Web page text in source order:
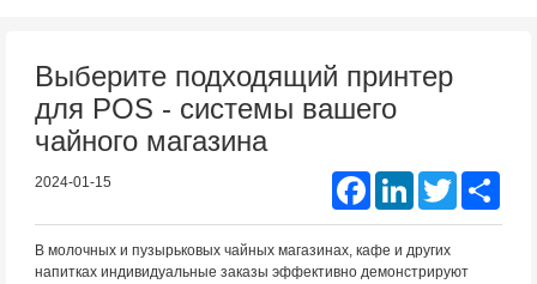
Выберите подходящий принтер
для POS - системы вашего
чайного магазина
2024-01-15 FacebookLinkedIn Twitter
В молочных и пузырьковых чайных магазинах, кафе и других
напитках индивидуальные заказы эффективно демонстрируют